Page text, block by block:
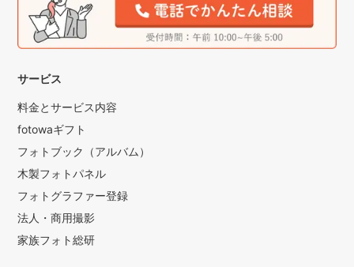
サービス
料金とサービス内容
fotowaギフト
フォトブック（アルバム）
木製フォトパネル
フォトグラファー登録
法人・商用撮影
家族フォト総研